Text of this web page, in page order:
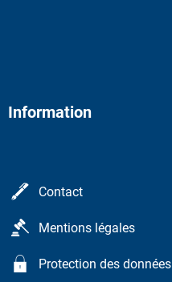
Information
Contact
Mentions légales
Protection des données